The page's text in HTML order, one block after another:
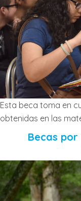
Esta beca toma en
obtenidas en las
Becas